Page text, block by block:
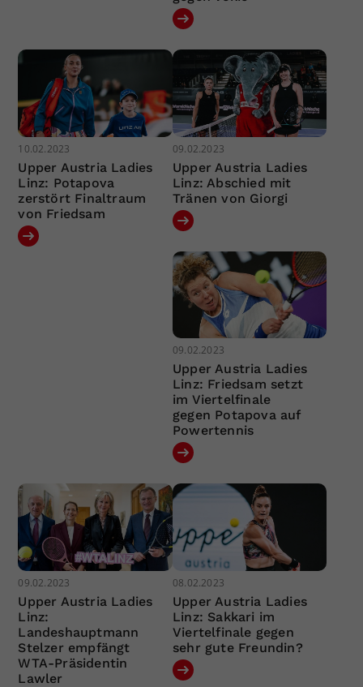
10.02.2023
Upper Austria Ladies
Linz: Potapova
zerstört Finaltraum
von Friedsam
09.02.2023
Upper Austria Ladies
Linz: Abschied mit
Tränen von Giorgi
09.02.2023
Upper Austria Ladies
Linz: Friedsam setzt
im Viertelfinale
gegen Potapova auf
Powertennis
09.02.2023
Upper Austria Ladies
Linz:
Landeshauptmann
Stelzer empfängt
WTA-Präsidentin
Lawler
08.02.2023
Upper Austria Ladies
Linz: Sakkari im
Viertelfinale gegen
sehr gute Freundin?